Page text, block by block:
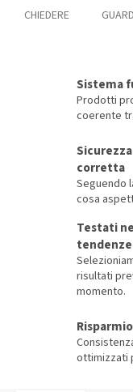
CHIEDERE
Sistema
Prodotti
coerente
corretta
Seguendo
cosa
Testati
tendenze
risultati
momento.
ottimizzati